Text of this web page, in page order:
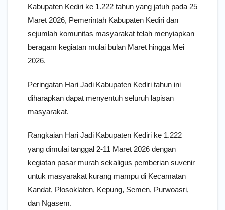
Kabupaten Kediri ke 1.222 tahun yang jatuh pada 25
Maret 2026, Pemerintah Kabupaten Kediri dan
sejumlah komunitas masyarakat telah menyiapkan
beragam kegiatan mulai bulan Maret hingga Mei
2026.
Peringatan Hari Jadi Kabupaten Kediri tahun ini
diharapkan dapat menyentuh seluruh lapisan
masyarakat.
Rangkaian Hari Jadi Kabupaten Kediri ke 1.222
yang dimulai tanggal 2-11 Maret 2026 dengan
kegiatan pasar murah sekaligus pemberian suvenir
untuk masyarakat kurang mampu di Kecamatan
Kandat, Plosoklaten, Kepung, Semen, Purwoasri,
dan Ngasem.